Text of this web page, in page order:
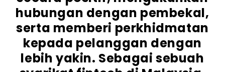
hubungan dengan pembekal,
serta memberi perkhidmatan
kepada pelanggan dengan
lebih yakin. Sebagai sebuah